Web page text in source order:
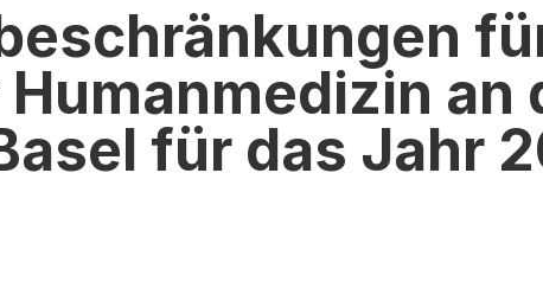
an
für das Jahr